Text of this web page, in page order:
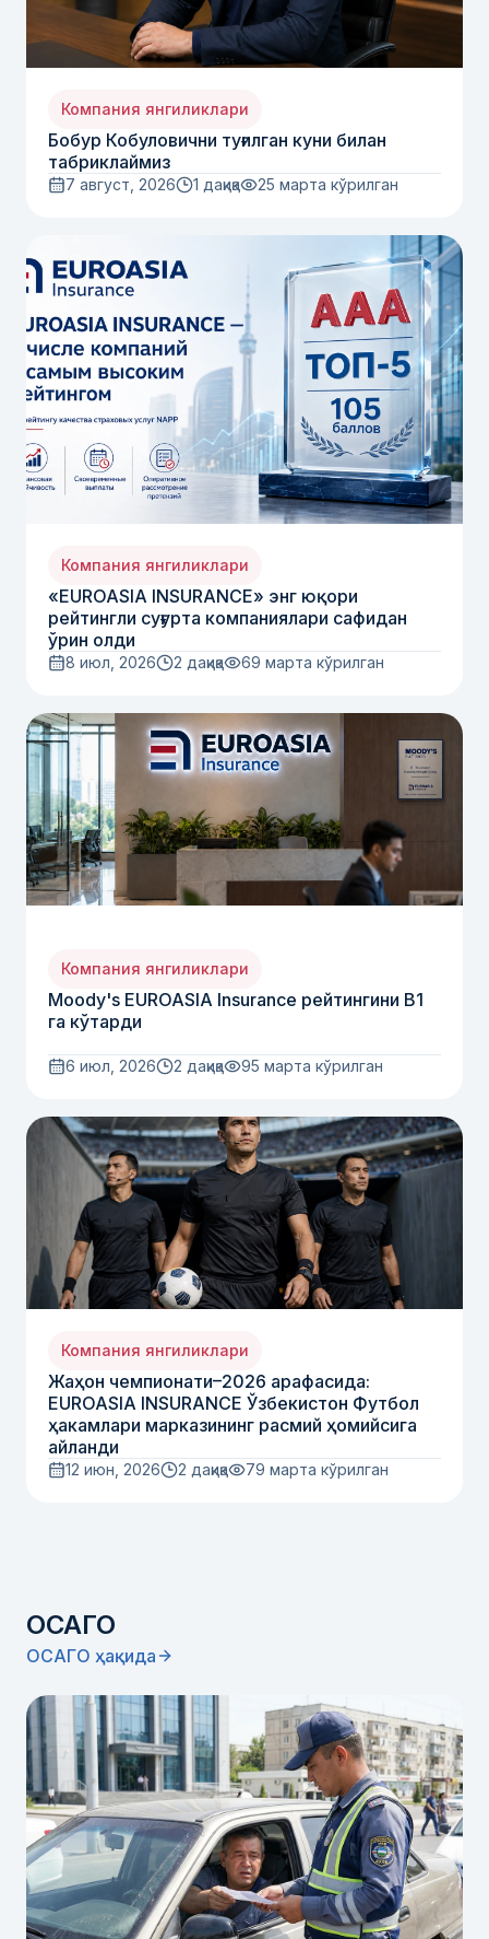
Компания янгиликлари
Бобур Кобуловични туғилган куни билан
табриклаймиз
7 август, 2026 1 дақиқа 25 марта кўрилган
Компания янгиликлари
«EUROASIA INSURANCE» энг юқори
рейтингли суғурта компаниялари сафидан
ўрин олди
8 июл, 2026 2 дақиқа 69 марта кўрилган
Компания янгиликлари
Moody's EUROASIA Insurance рейтингини B1
га кўтарди
6 июл, 2026 2 дақиқа 95 марта кўрилган
Компания янгиликлари
Жаҳон чемпионати–2026 арафасида:
EUROASIA INSURANCE Ўзбекистон Футбол
ҳакамлари марказининг расмий ҳомийсига
айланди
12 июн, 2026 2 дақиқа 79 марта кўрилган
ОСАГО
ОСАГО ҳақида